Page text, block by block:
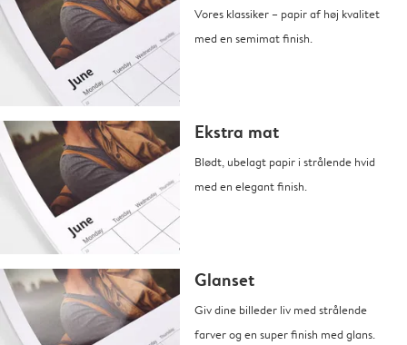
Vores klassiker – papir af høj kvalitet
med en semimat finish.
Ekstra mat
Blødt, ubelagt papir i strålende hvid
med en elegant finish.
Glanset
Giv dine billeder liv med strålende
farver og en super finish med glans.